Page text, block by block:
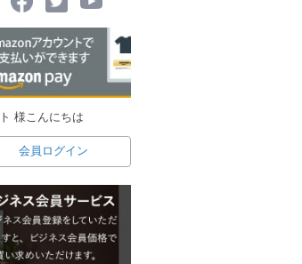
様こんにちは
会員ログイン